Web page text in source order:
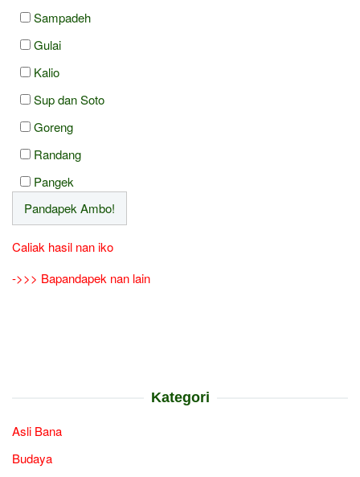
Sampadeh
Gulai
Kalio
Sup dan Soto
Goreng
Randang
Pangek
Caliak hasil nan iko
->>> Bapandapek nan lain
Kategori
Asli Bana
Budaya